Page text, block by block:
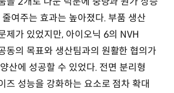
여주는 효과는 높아졌다. 부품 생산
제가 있었지만, 아이오닉 6의 NVH
동의 목표와 생산팀과의 원활한 협의가
산에 성공할 수 있었다. 전면 분리형
즈 성능을 강화하는 요소로 점차 확대